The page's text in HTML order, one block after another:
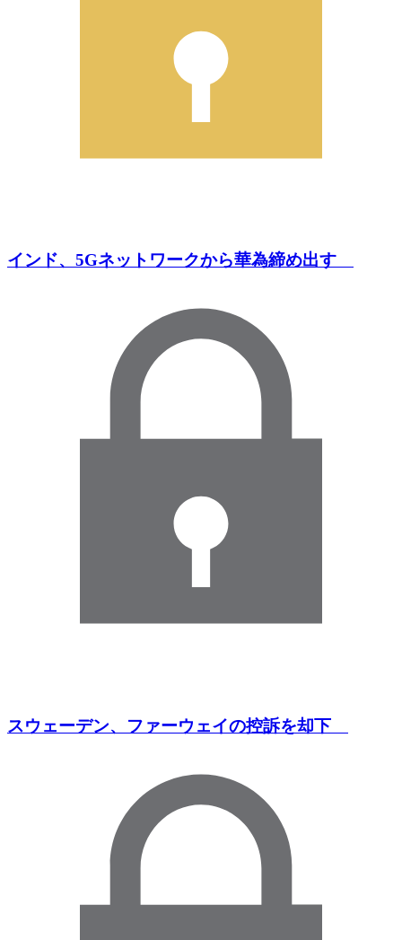
インド、5Gネットワークから華為締め出す
スウェーデン、ファーウェイの控訴を却下